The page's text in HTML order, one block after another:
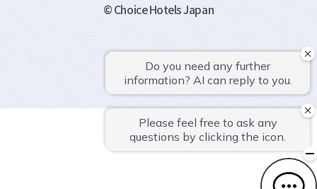
© Choice Hotels Japan